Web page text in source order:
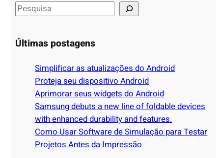
S
e
r
Últimas postagens
Simplificar as atualizações do Android
Proteja seu dispositivo Android
Aprimorar seus widgets do Android
Samsung debuts a new line of foldable devices
with enhanced durability and features.
Como Usar Software de Simulação para Testar
Projetos Antes da Impressão